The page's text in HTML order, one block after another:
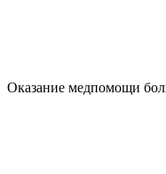
Оказание медпомощи